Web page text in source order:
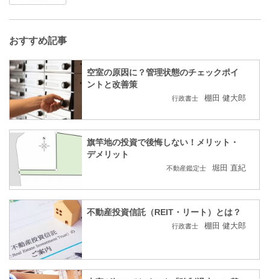
おすすめ記事
空室の原因に？管理状態のチェックポイ
ントと改善策
行政書士 棚田 健大郎
旗竿地の投資で後悔しない！メリット・
デメリット
不動産鑑定士 堀田 直紀
不動産投資信託（REIT・リート）とは？
行政書士 棚田 健大郎